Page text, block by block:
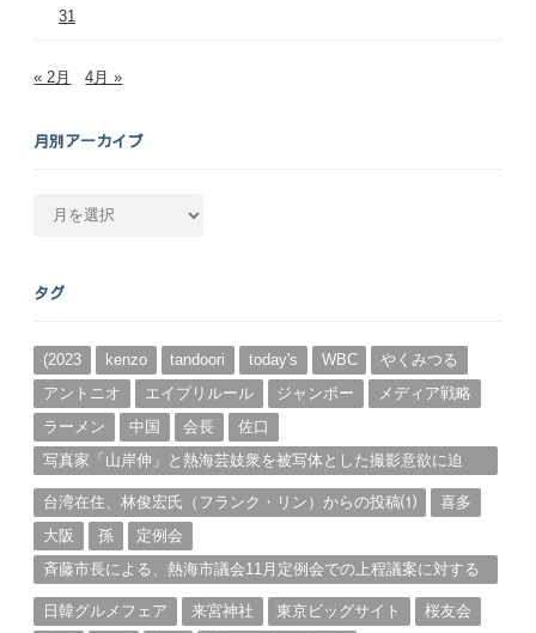
31
« 2月 4月 »
月別アーカイブ
カ
ブ
タグ
(2023 kenzo tandoori today's WBC
やくみつる
アントニオ
エイプリルール ジャンボー
メディア戦略
ラーメン
中国 会長
佐口
写真家「山岸伸」と熱海芸妓衆を被写体とした撮影意欲に迫
台湾在住、林俊宏氏（フランク・リン）からの投稿⑴
喜多
大阪
孫
定例会
斉藤市長による、熱海市議会11月定例会での上程議案に対する
日韓グルメフェア
来宮神社 東京ビッグサイト
桜友会